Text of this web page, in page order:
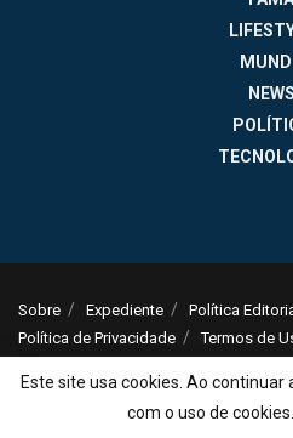
NEWS
Sobre Expediente Política
Política de Privacidade
Termos de
© 2025Jornal da Tarde
- Notícias do
Este site usa cookies. Ao
com o uso de cookies.